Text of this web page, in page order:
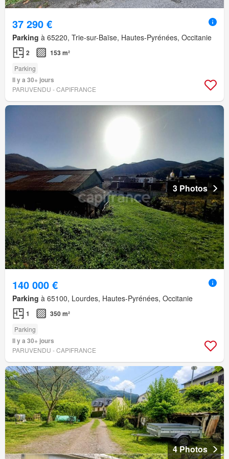
37 290 €
Parking à 65220, Trie-sur-Baïse, Hautes-Pyrénées, Occitanie
2 153 m²
Parking
Il y a 30+ jours
PARUVENDU - CAPIFRANCE
3 Photos
140 000 €
Parking à 65100, Lourdes, Hautes-Pyrénées, Occitanie
1 350 m²
Parking
Il y a 30+ jours
PARUVENDU - CAPIFRANCE
4 Photos